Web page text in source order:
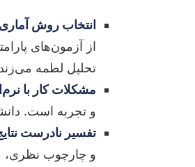
انتخاب روش
از آزمون‌های
تحلیل لطمه
مشکلات کار با
و تجربه است.
تفسیر نادرست
و چارچوب نظری،